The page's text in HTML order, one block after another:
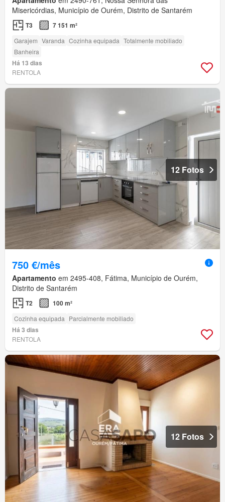
Misericórdias, Município de Ourém, Distrito de Santarém
T3 7 151 m²
Garajem Varanda Cozinha equipada Totalmente mobiliado
Banheira
Há 13 dias
RENTOLA
12 Fotos
750 €/mês
Apartamento em 2495-408, Fátima, Município de Ourém,
Distrito de Santarém
T2 100 m²
Cozinha equipada Parcialmente mobiliado
Há 3 dias
RENTOLA
12 Fotos